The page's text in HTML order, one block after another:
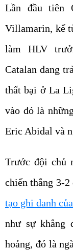
Lần đầu tiên
Villamarin, kể
làm HLV
Catalan đang
thất bại ở La
vào đó là
Eric Abidal và
Trước đội chủ
chiến thắng 3-
tạo ghi danh
như sự khẳng
hoảng, đó là